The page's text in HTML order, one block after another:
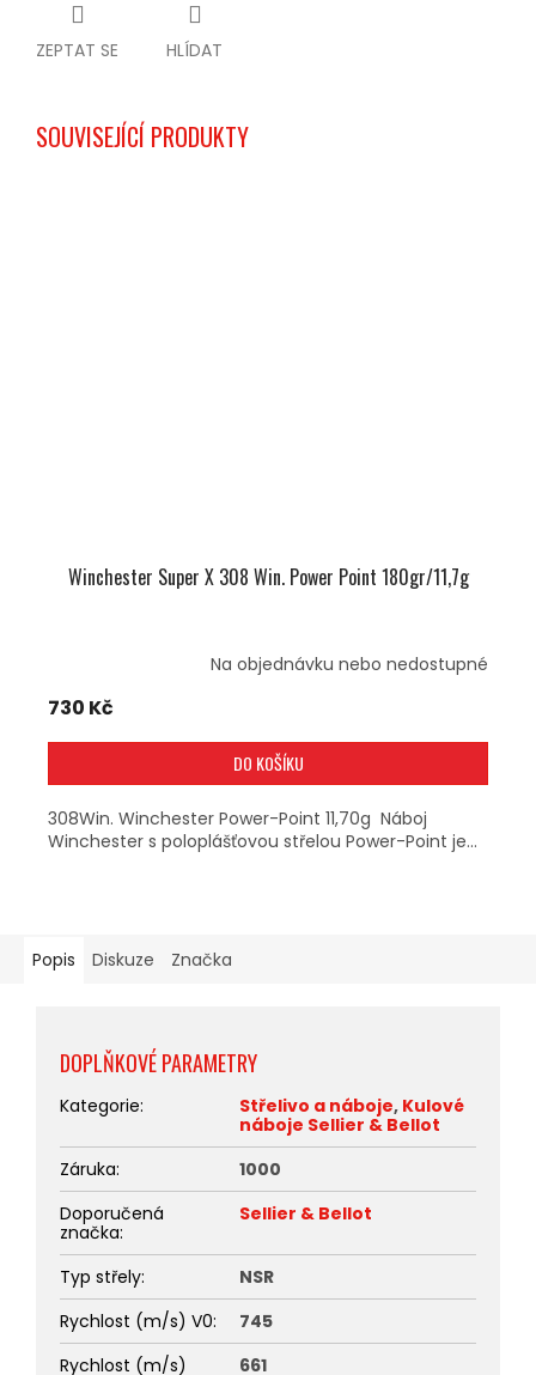
ZEPTAT SE HLÍDAT
SOUVISEJÍCÍ PRODUKTY
Winchester Super X 308 Win. Power Point 180gr/11,7g
Na objednávku nebo nedostupné
730 Kč
DO KOŠÍKU
308Win. Winchester Power-Point 11,70g Náboj
Winchester s poloplášťovou střelou Power-Point je...
Popis Diskuze Značka
DOPLŇKOVÉ PARAMETRY
Kategorie: Střelivo a náboje, Kulové
náboje Sellier & Bellot
Záruka:
1000
Doporučená
značka:
Sellier & Bellot
Typ střely:
NSR
Rychlost (m/s) V0:
745
Rychlost (m/s)
661